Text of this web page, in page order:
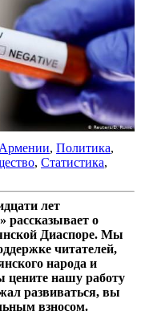
, Политика,
, Статистика,
лет
о
Диаспоре. Мы
читателей,
народа и
цените нашу работу
развиваться, вы
взносом.